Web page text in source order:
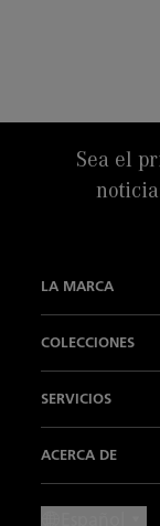
Sea el
LA MARCA
Nuestras
Nuestra
COLECCIONES
Air Command
Villeret
SERVICIOS
Contacto
ACERCA DE